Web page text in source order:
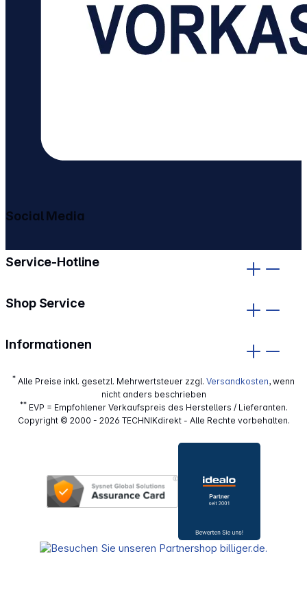
Service-Hotline
Shop Service
Informationen
Social Media
* Alle Preise inkl. gesetzl. Mehrwertsteuer zzgl. Versandkosten, wenn
nicht anders beschrieben
**EVP = Empfohlener Verkaufspreis des Herstellers / Lieferanten.
Copyright © 2000 - 2026 TECHNIKdirekt - Alle Rechte vorbehalten.